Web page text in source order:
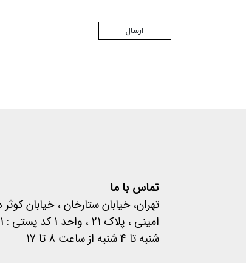
ارسال
تماس با ما
تهران، خیابان ستارخان ، خیابان
امینی ، پلاک 21 ، واحد 1 کد پستی : 1457676571
شنبه تا 4 شنبه از ساعت 8 تا 17